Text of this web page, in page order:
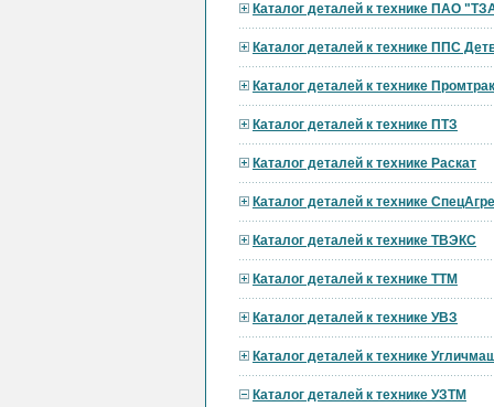
Каталог деталей к технике ПАО
Каталог деталей к технике ППС
Каталог деталей к технике
Каталог деталей к технике ПТЗ
Каталог деталей к технике Раскат
Каталог деталей к технике
Каталог деталей к технике ТВЭКС
Каталог деталей к технике ТТМ
Каталог деталей к технике УВЗ
Каталог деталей к технике
Каталог деталей к технике УЗТМ